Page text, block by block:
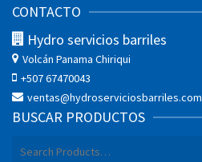
CONTACTO
Hydro servicios barriles
Volcán Panama Chiriqui
+507 67470043
ventas@hydroserviciosbarriles.com
BUSCAR PRODUCTOS